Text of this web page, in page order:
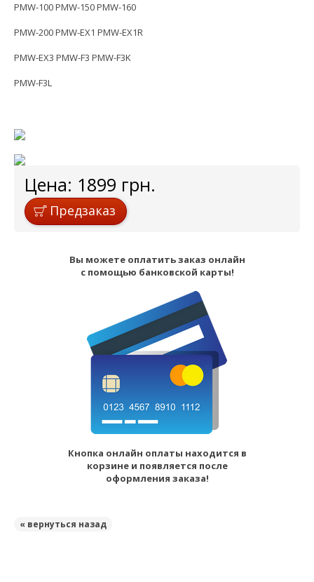
PMW-100 PMW-150 PMW-160
PMW-200 PMW-EX1 PMW-EX1R
PMW-EX3 PMW-F3 PMW-F3K
PMW-F3L
Цена: 1899 грн.
Предзаказ
Вы можете оплатить заказ онлайн
с помощью банковской карты!
Кнопка онлайн оплаты находится в
корзине и появляется после
оформления заказа!
« вернуться назад